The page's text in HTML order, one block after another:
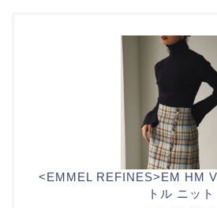
<EMMEL REFINES>EM HM
トル ニット